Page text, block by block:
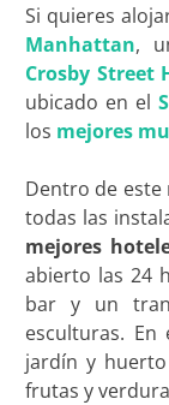
Si quieres
Manhattan,
Crosby Street
ubicado en el
los mejores
Dentro de
todas las
mejores
abierto las 24
bar y un
esculturas.
jardín y
frutas y